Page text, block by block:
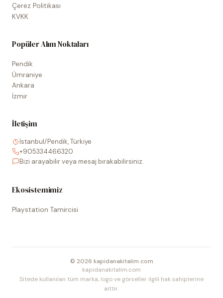
Çerez Politikası
KVKK
Popüler Alım Noktaları
Pendik
Ümraniye
Ankara
İzmir
İletişim
İstanbul/Pendik, Türkiye
+905334466320
Bizi arayabilir veya mesaj bırakabilirsiniz.
Ekosistemimiz
Playstation Tamircisi
© 2026 kapidanakitalim.com
kapidanakitalim.com
Sitede kullanılan tüm marka, logo ve görseller ilgili hak sahiplerine
aittir.